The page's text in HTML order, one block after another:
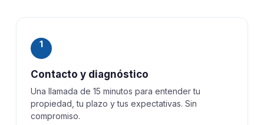
1
Contacto y diagnóstico
Una llamada de 15 minutos para entender tu
propiedad, tu plazo y tus expectativas. Sin
compromiso.